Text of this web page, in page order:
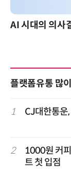
AI 핀옵스 실전
플랫폼유통 많
1 CJ대한통운
2
1000원 커
트 첫 입점